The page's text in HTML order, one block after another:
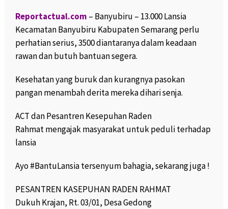
Reportactual.com – Banyubiru – 13.000 Lansia
Kecamatan Banyubiru Kabupaten Semarang perlu
perhatian serius, 3500 diantaranya dalam keadaan
rawan dan butuh bantuan segera.
Kesehatan yang buruk dan kurangnya pasokan
pangan menambah derita mereka dihari senja.
ACT dan Pesantren Kesepuhan Raden
Rahmat mengajak masyarakat untuk peduli terhadap
lansia
Ayo #BantuLansia tersenyum bahagia, sekarang juga !
PESANTREN KASEPUHAN RADEN RAHMAT
Dukuh Krajan, Rt. 03/01, Desa Gedong